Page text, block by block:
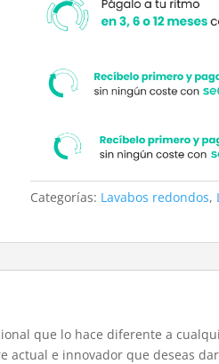
Categorías: Lavabos redondos,
que lo hace diferente a
actual e innovador que deseas